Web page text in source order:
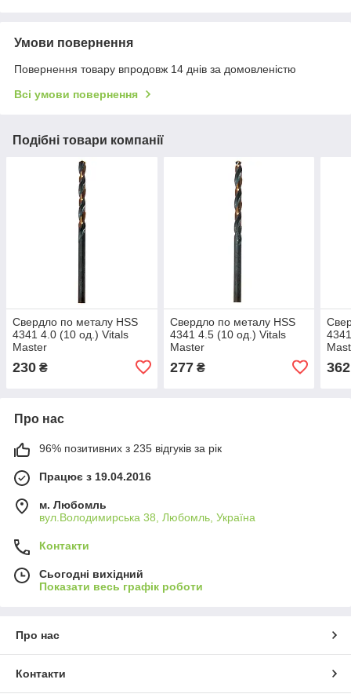
Умови повернення
Повернення товару впродовж 14 днів за домовленістю
Всі умови повернення
Подібні товари компанії
Свердло по металу HSS
4341 4.0 (10 од.) Vitals
Master
230 ₴
Свердло по металу HSS
4341 4.5 (10 од.) Vitals
Master
277₴ 362
Про нас
96% позитивних з 235 відгуків за рік
Працює з 19.04.2016
м. Любомль
вул.Володимирська 38, Любомль, Україна
Контакти
Сьогодні вихідний
Показати весь графік роботи
Про нас
Контакти